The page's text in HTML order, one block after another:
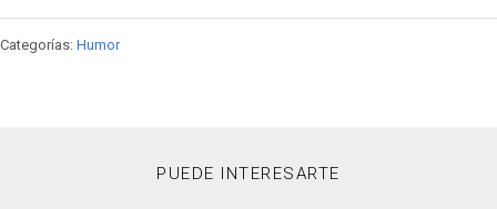
Categorías: Humor
PUEDE INTERESARTE